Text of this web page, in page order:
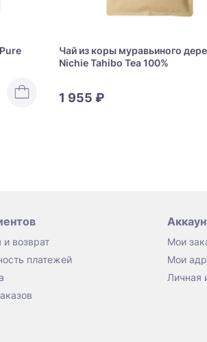
Чай из коры муравьиного
Nichie Tahibo Tea 100%
1 955 ₽
и возврат
платежей
Мои
Мои
Личная